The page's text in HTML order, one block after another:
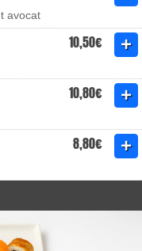
avocat
10,50€
10,80€
8,80€